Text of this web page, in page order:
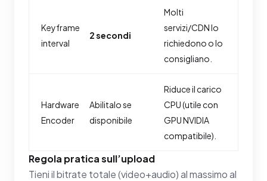
Keyframe
interval
2 secondi
Molti
servizi/CDN lo
richiedono o lo
consigliano.
Hardware
Encoder
Abilitalo se
disponibile
Riduce il carico
CPU (utile con
GPU NVIDIA
compatibile).
Regola pratica sull’upload
Tieni il bitrate totale (video+audio) al massimo al